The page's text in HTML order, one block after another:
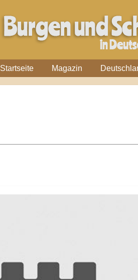
Startseite Magazin